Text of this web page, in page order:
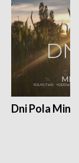
Dni Pola